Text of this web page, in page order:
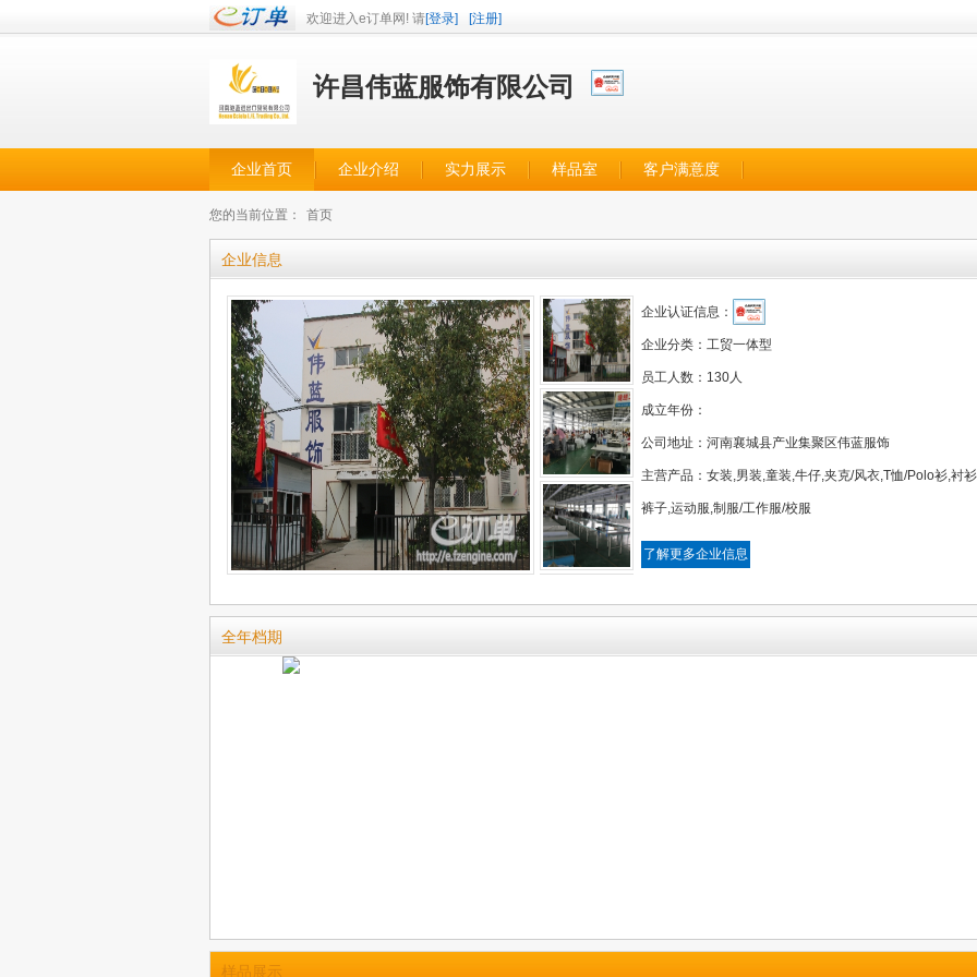
欢迎进入e订单网! 请[登录] [注册]
许昌伟蓝服饰有限公司
企业首页 企业介绍 实力展示 样品室 客户满意度
您的当前位置： 首页
企业信息
企业认证信息：
企业分类： 工贸一体型
员工人数： 130人
成立年份：
公司地址： 河南襄城县产业集聚区伟蓝服饰
主营产品： 女装,男装,童装,牛仔,夹克/风衣,T恤/Polo衫,衬
裤子,运动服,制服/工作服/校服
了解更多企业信息
全年档期
样品展示